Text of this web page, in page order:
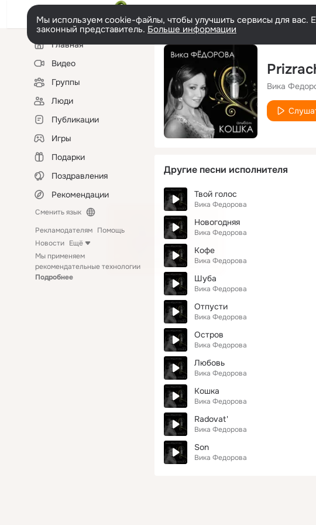
Мы используем cookie-файлы, чтобы улучшить сервисы для вас.
законный представитель. Больше информации
Левая
колонкаГлавная
Видео
Группы
Люди
Публикации
Игры
Подарки
Поздравления
Рекомендации
Сменить язык
Рекламодателям Помощь
Новости Ещё
Мы применяем
рекомендательные технологии
Подробнее
Вика
Другие песни исполнителя
Твой голос
Вика Федорова
Новогодняя
Вика Федорова
Кофе
Вика Федорова
Шуба
Вика Федорова
Отпусти
Вика Федорова
Остров
Вика Федорова
Любовь
Вика Федорова
Кошка
Вика Федорова
Radovat'
Вика Федорова
Son
Вика Федорова